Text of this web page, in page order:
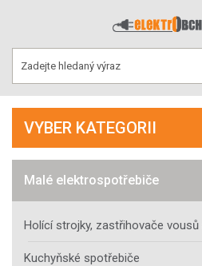
VYBER KATEGORII
Malé elektrospotřebiče
Holící strojky, zastřihovače vousů
Kuchyňské spotřebiče